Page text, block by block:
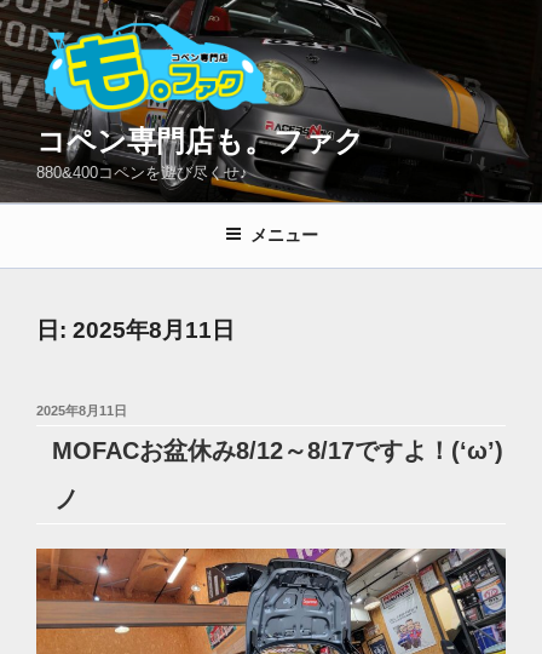
コ
ン
テ
ン
へ
ス
プ
コペン専門店も。ファク
880&400コペンを遊び尽くせ♪
メニュー
日: 2025年8月11日
投
2025年8月11日
MOFACお盆休み8/12～8/17ですよ！(‘ω’)
ノ